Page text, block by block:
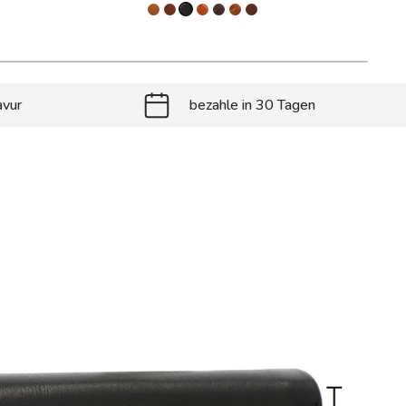
bezahle in 30 Tagen